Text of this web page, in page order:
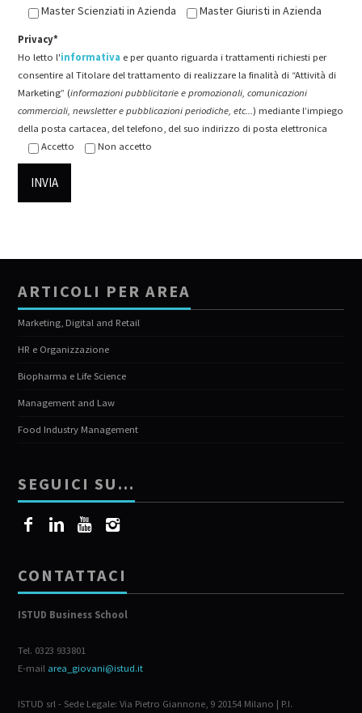
Master Scienziati in Azienda
Master Giuristi in Azienda
Privacy*
Ho letto l'informativa e per quanto riguarda i trattamenti richiesti per
consentire al Titolare del trattamento di realizzare la finalità di “Attività di
Marketing” (informazioni pubblicitarie e promozionali, comunicazioni
commerciali, newsletter e pubblicazioni periodiche, etc...) mediante l’impiego
della posta cartacea, del telefono, del suo indirizzo di posta elettronica
Accetto
Non accetto
ARTICOLI PER AREA
Marketing, Digital and Retail
HR e Organizzazione
Biopharma e Life Science
Management and Law
Food Industry Management
SEGUICI SU…
CONTATTACI
ISTUD Business School
Tel. 0323 933801
E-mail area_giovani@istud.it
ISTUD srl - Sede Legale: Via Pietro Giannone, 9 20154 Milano | P.I.